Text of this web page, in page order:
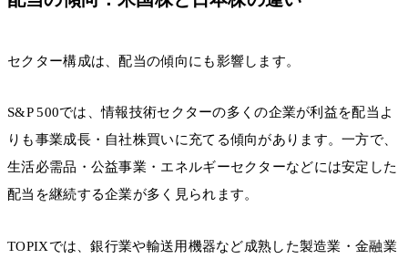
セクター構成は、配当の傾向にも影響します。
S&P 500では、情報技術セクターの多くの企業が利益を配当よ
りも事業成長・自社株買いに充てる傾向があります。一方で、
生活必需品・公益事業・エネルギーセクターなどには安定した
配当を継続する企業が多く見られます。
TOPIXでは、銀行業や輸送用機器など成熟した製造業・金融業